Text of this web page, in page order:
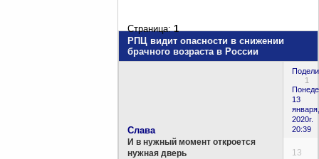
РПЦ видит опасности в снижении
брачного возраста в России
Страница:1
1
13
января,
2020г.
20:39
Слава
И в нужный момент откроется
нужная дверь
13